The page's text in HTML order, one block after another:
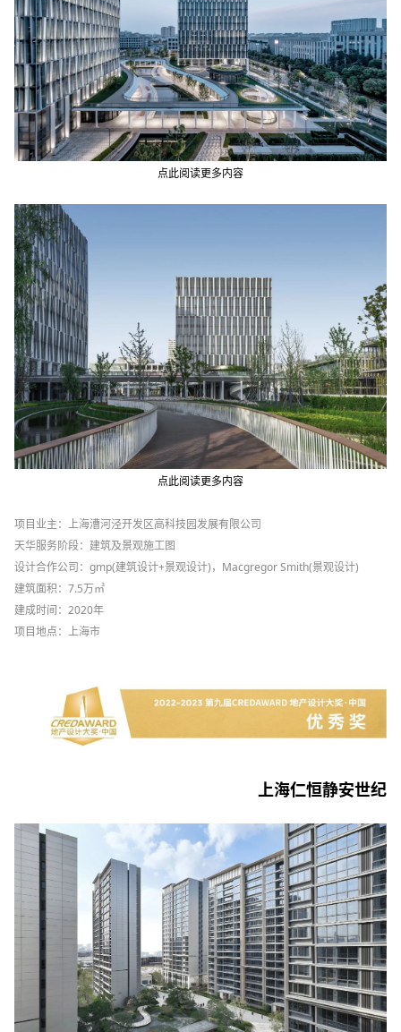
点此阅读更多内容
点此阅读更多内容
项目业主：上海漕河泾开发区高科技园发展有限公司
天华服务阶段：建筑及景观施工图
设计合作公司：gmp(建筑设计+景观设计)，Macgregor Smith(景观设计)
建筑面积：7.5万㎡
建成时间：2020年
项目地点：上海市
上海仁恒静安世纪